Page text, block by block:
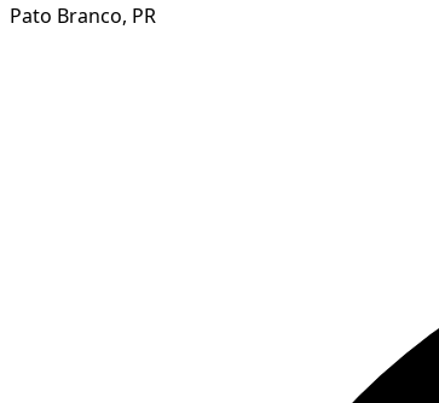
Pato Branco, PR